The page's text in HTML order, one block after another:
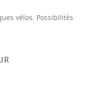
vélos. Possibilités